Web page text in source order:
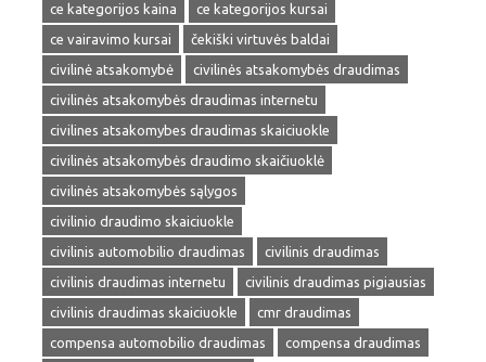
ce kategorijos kaina
ce kategorijos kursai
ce vairavimo kursai
čekiški virtuvės baldai
civilinė atsakomybė
civilinės atsakomybės draudimas
civilinės atsakomybės draudimas internetu
civilines atsakomybes draudimas skaiciuokle
civilinės atsakomybės draudimo skaičiuoklė
civilinės atsakomybės sąlygos
civilinio draudimo skaiciuokle
civilinis automobilio draudimas
civilinis draudimas
civilinis draudimas internetu
civilinis draudimas pigiausias
civilinis draudimas skaiciuokle
cmr draudimas
compensa automobilio draudimas
compensa draudimas